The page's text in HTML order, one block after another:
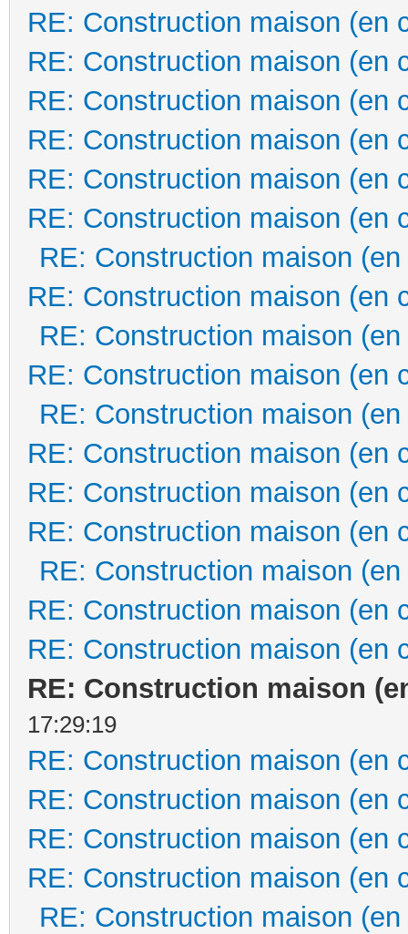
RE: Construction maison (en
RE: Construction maison (en
RE: Construction maison (en
RE: Construction maison (en
RE: Construction maison (en
RE: Construction maison (en
RE: Construction maison
RE: Construction maison (en
RE: Construction maison
RE: Construction maison (en
RE: Construction maison
RE: Construction maison (en
RE: Construction maison (en
RE: Construction maison (en
RE: Construction maison
RE: Construction maison (en
RE: Construction maison (en
RE: Construction maison
17:29:19
RE: Construction maison (en
RE: Construction maison (en
RE: Construction maison (en
RE: Construction maison (en
RE: Construction maison